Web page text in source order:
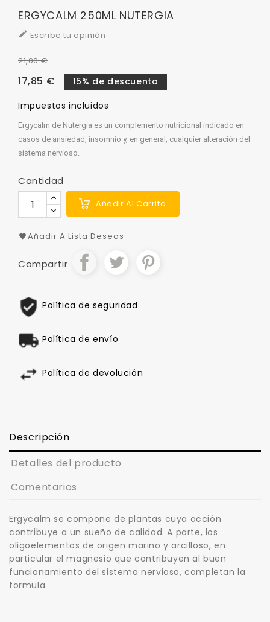
ERGYCALM 250ML NUTERGIA
 Escribe tu opinión
21,00 €
17,85 €
15% de descuento
Impuestos incluidos
Ergycalm de Nutergia es un complemento nutricional indicado en
casos de ansiedad, insomnio y, en general, cualquier alteración del
sistema nervioso.
Cantidad
Añadir Al Carrito
Añadir A Lista Deseos
Compartir
Política de seguridad
Política de envío
Política de devolución
Descripción
Detalles del producto
Comentarios
Ergycalm se compone de plantas cuya acción
contribuye a un sueño de calidad. A parte, los
oligoelementos de origen marino y arcilloso, en
particular el magnesio que contribuyen al buen
funcionamiento del sistema nervioso, completan la
formula.